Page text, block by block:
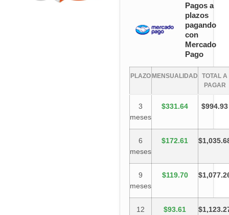
Pagos a
plazos
pagando
con
Mercado
Pago
PLAZO MENSUALIDAD
TOTAL A
PAGAR
3
meses
$331.64 $994.93
6
meses
$172.61
9
meses
$119.70
12
$93.61